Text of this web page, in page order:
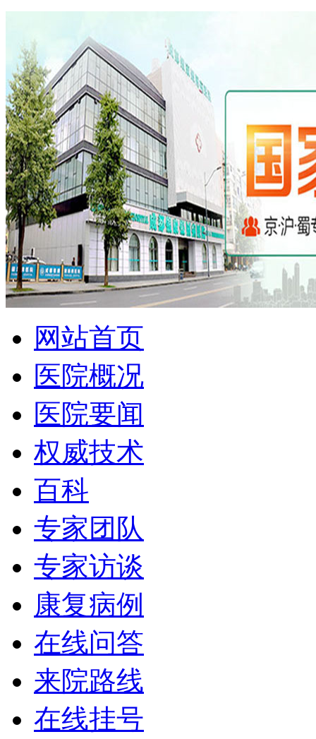
网站首页
医院概况
医院要闻
权威技术
百科
专家团队
专家访谈
康复病例
在线问答
来院路线
在线挂号